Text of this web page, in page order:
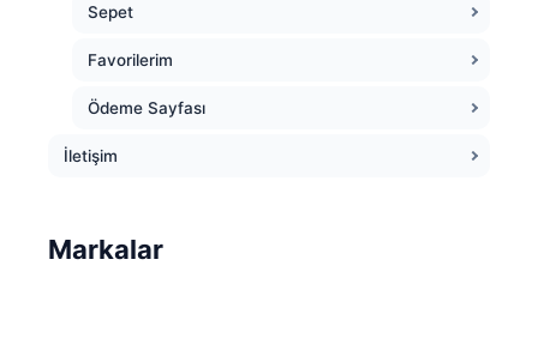
Sepet
Favorilerim
Ödeme Sayfası
İletişim
Markalar